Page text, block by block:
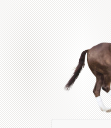
Zum
Hauptinhalt
springen